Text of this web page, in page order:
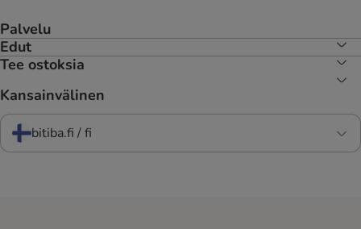
Palvelu
Edut
Tee ostoksia
Kansainvälinen
bitiba.fi / fi